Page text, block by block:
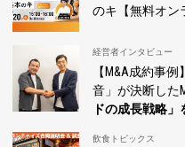
のキ【無料オン
経営者インタビュー
【M&A成約事
音」が決断した
ドの成長戦略
飲食トピックス